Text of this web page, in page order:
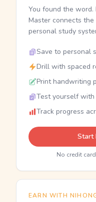
You found the word.
Master connects
personal study
Save to personal
Drill with spaced
Print handwriting
Test yourself with
Track progress
Start
No credit
EARN WITH